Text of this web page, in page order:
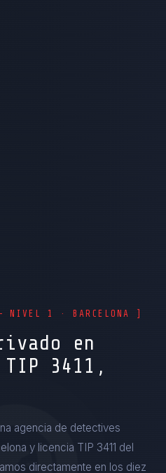
NIVEL 1 · BARCELONA ]
en
3411,
agencia de detectives
y licencia TIP 3411 del
directamente en los diez